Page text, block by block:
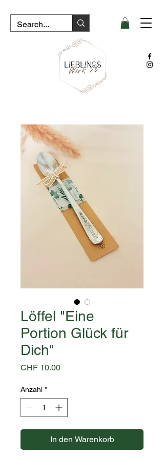
Löffel "Eine
Portion Glück für
Dich"
CHF 10.00Preis
Anzahl *
In den Warenkorb